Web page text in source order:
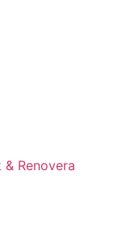
Renovera